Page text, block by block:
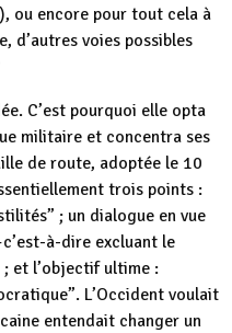
ou encore pour tout cela à
d’autres voies possibles
C’est pourquoi elle opta
militaire et concentra ses
de route, adoptée le 10
trois points :
; un dialogue en vue
à-dire excluant le
et l’objectif ultime :
L’Occident voulait
entendait changer un